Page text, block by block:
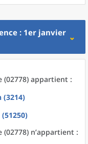
: 1er janvier
(02778) appartient :
(3214)
(02778) n’appartient :